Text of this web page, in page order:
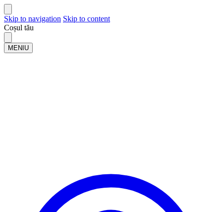
Skip to navigation Skip to content
Coșul tău
MENIU